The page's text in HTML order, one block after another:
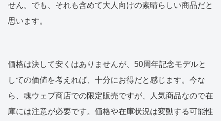
せん。でも、それも含めて大人向けの素晴らしい商品だと
思います。
価格は決して安くはありませんが、50周年記念モデルと
しての価値を考えれば、十分にお得だと感じます。今な
ら、魂ウェブ商店での限定販売ですが、人気商品なので在
庫には注意が必要です。価格や在庫状況は変動する可能性